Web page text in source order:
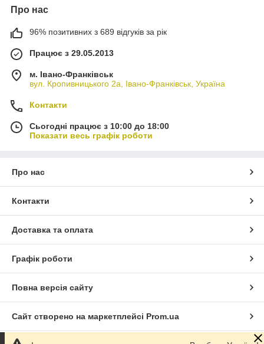
Про нас
96% позитивних з 689 відгуків за рік
Працює з 29.05.2013
м. Івано-Франківськ
вул. Кропивницького 2а, Івано-Франківськ, Україна
Контакти
Сьогодні працює з 10:00 до 18:00
Показати весь графік роботи
Про нас
Контакти
Доставка та оплата
Графік роботи
Повна версія сайту
Сайт створено на маркетплейсі Prom.ua